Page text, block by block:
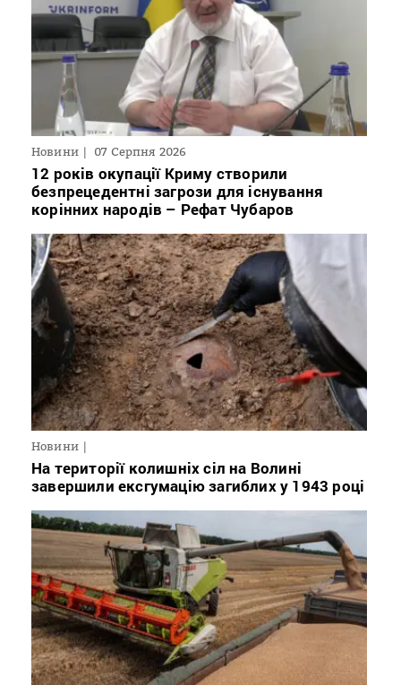
Новини 07 Серпня 2026
12 років окупації Криму створили
безпрецедентні загрози для існування
корінних народів – Рефат Чубаров
Новини
На території колишніх сіл на Волині
завершили ексгумацію загиблих у 1943 році